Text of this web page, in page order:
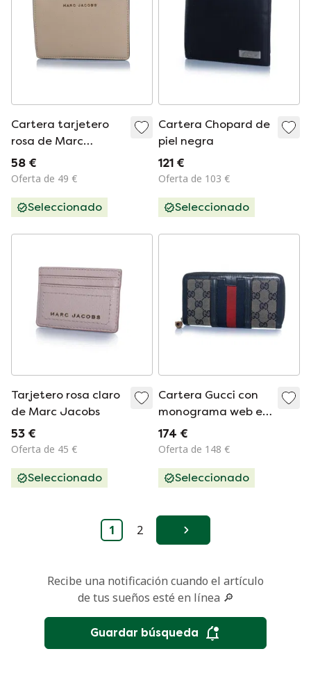
Cartera tarjetero
rosa de Marc
Jacobs
58 €
Oferta de 49 €
Seleccionado
Cartera Chopard de
piel negra
121 €
Oferta de 103 €
Seleccionado
Tarjetero rosa claro
de Marc Jacobs
53 €
Oferta de 45 €
Seleccionado
Cartera Gucci con
monograma web en
color azul.
174 €
Oferta de 148 €
Seleccionado
1 2 Siguiente
Recibe una notificación cuando el artículo
de tus sueños esté en línea 🔎
Guardar búsqueda